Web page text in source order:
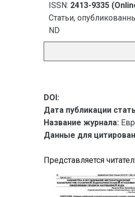
ISSN: 2413-9335
Статьи,
ND
DOI:
Дата публикации
Название журнала:
Данные для
Представляется